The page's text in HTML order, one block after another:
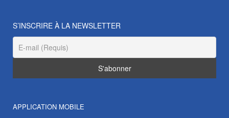
S’INSCRIRE À LA NEWSLETTER
APPLICATION MOBILE